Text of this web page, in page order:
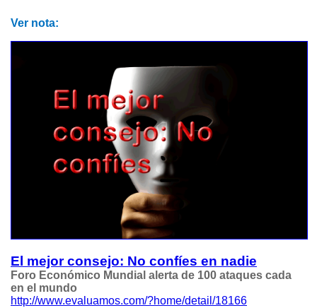
Ver nota:
El mejor consejo: No confíes en nadie
Foro Económico Mundial alerta de 100 ataques cada
en el mundo
http://www.evaluamos.com/?home/detail/18166